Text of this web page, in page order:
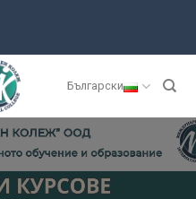
Български